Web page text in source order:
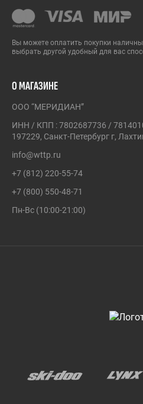
Вы можете оплатить покупки
выбрать другой удобный для вас
О МАГАЗИНЕ
ООО “МЕРИДИАН”
ИНН / КПП : 7802687736 /
197229, Санкт-Петербург г,
info@wttp.ru
+7 (812) 220-55-74
+7 (800) 550-48-71
Пн-Вс (10:00-21:00)